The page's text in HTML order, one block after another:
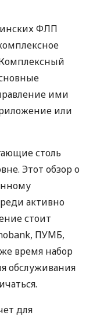
ФЛП
ими
или
столь
Этот обзор о
активно
стоит
ПУМБ,
время набор
обслуживания
для